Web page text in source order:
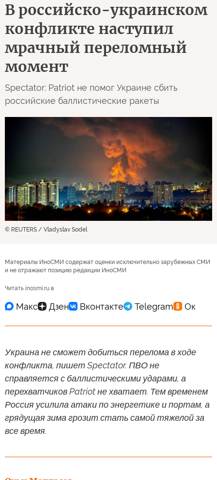
В российско-украинском
конфликте наступил
мрачный переломный
момент
Spectator: Patriot не помог Украине сбить
российские баллистические ракеты
© REUTERS / Vladyslav Sodel
Материалы ИноСМИ содержат оценки исключительно зарубежных СМИ
и не отражают позицию редакции ИноСМИ
Читать inosmi.ru в
Украина не сможет добиться перелома в ходе
конфликта, пишет Spectator. ПВО не
справляется с баллистическими ударами, а
перехватчиков Patriot не хватает. Тем временем
Россия усилила атаки по энергетике и портам, а
грядущая зима грозит стать самой тяжелой за
все время.